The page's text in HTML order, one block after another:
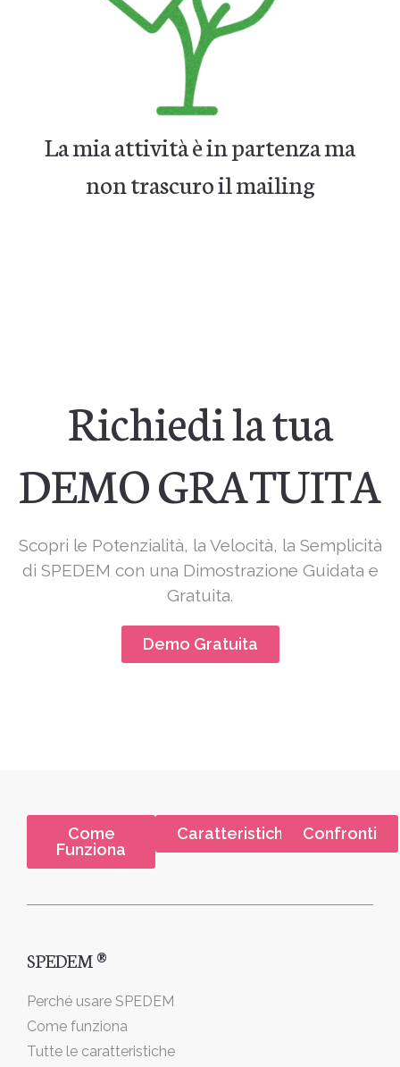
La mia attività è in partenza ma
non trascuro il mailing
Richiedi la tua
DEMO GRATUITA
Scopri le Potenzialità, la Velocità, la Semplicità
di SPEDEM con una Dimostrazione Guidata e
Gratuita.
Demo Gratuita
Come
Funziona
Caratteristiche Confronti
SPEDEM ®
Perché usare SPEDEM
Come funziona
Tutte le caratteristiche